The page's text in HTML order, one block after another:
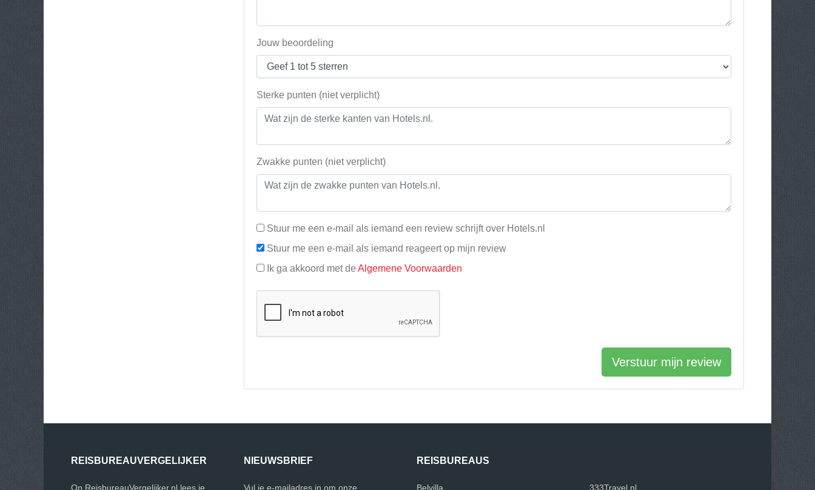
Jouw beoordeling
Sterke punten (niet verplicht)
Zwakke punten (niet verplicht)
Stuur me een e-mail als iemand een review schrijft over Hotels.nl
Stuur me een e-mail als iemand reageert op mijn review
Ik ga akkoord met de Algemene Voorwaarden
Verstuur mijn review
REISBUREAUVERGELIJKER
Op ReisbureauVergelijker.nl lees je
NIEUWSBRIEF
Vul je e-mailadres in om onze
REISBUREAUS
Belvilla 333Travel.nl